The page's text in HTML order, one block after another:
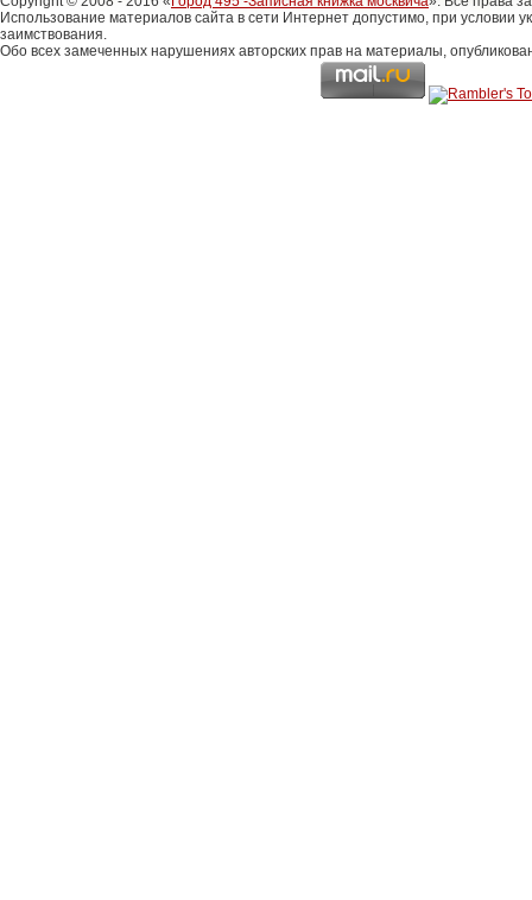
Использование материалов сайта в сети Интернет допустимо, при условии
заимствования.
Обо всех замеченных нарушениях авторских прав на материалы,